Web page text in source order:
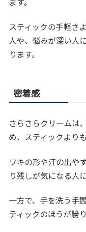
スティックの手軽さ
人や、悩みが深い人
ります。
密着感
さらさらクリームは
め、スティックより
ワキの形や汗の出や
り残しが気になる人
一方で、手を洗う手
ティックのほうが勝り